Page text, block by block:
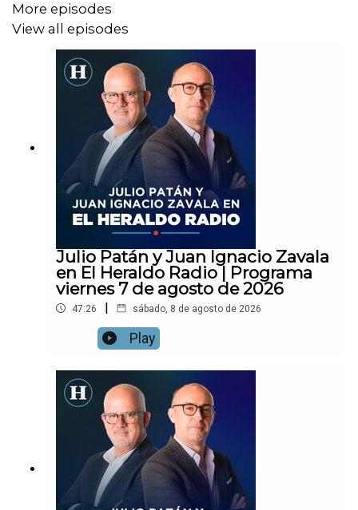
More episodes
View all episodes
Julio Patán y Juan Ignacio Zavala
en El Heraldo Radio | Programa
viernes 7 de agosto de 2026
47:26 | sábado, 8 de agosto de 2026
Play